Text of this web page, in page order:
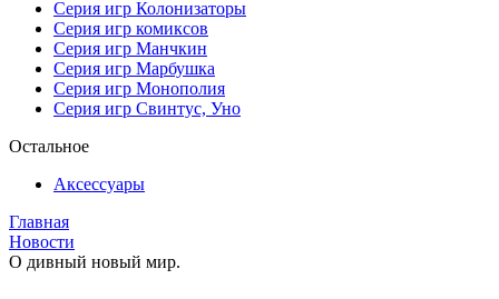
Серия игр Колонизаторы
Серия игр комиксов
Серия игр Манчкин
Серия игр Марбушка
Серия игр Монополия
Серия игр Свинтус, Уно
Остальное
Аксессуары
Главная
Новости
О дивный новый мир.